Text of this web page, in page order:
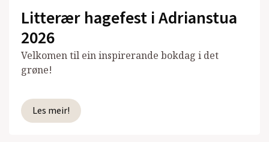
Litterær hagefest i Adrianstua
2026
Velkomen til ein inspirerande bokdag i det
grøne!
Les meir!